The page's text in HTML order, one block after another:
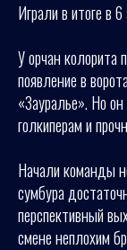
Играли в итоге в
У орчан колорита
появление в
«Зауралье». Но
голкиперам и
Начали команды
сумбура
перспективный
смене неплохим